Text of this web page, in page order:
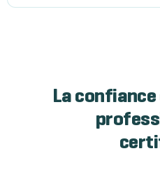
La confiance